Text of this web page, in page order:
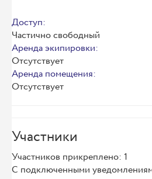
Доступ:
Частично свободный
Аренда экипировки:
Отсутствует
Аренда помещения:
Отсутствует
Участники
Участников прикреплено: 1
С подключенными